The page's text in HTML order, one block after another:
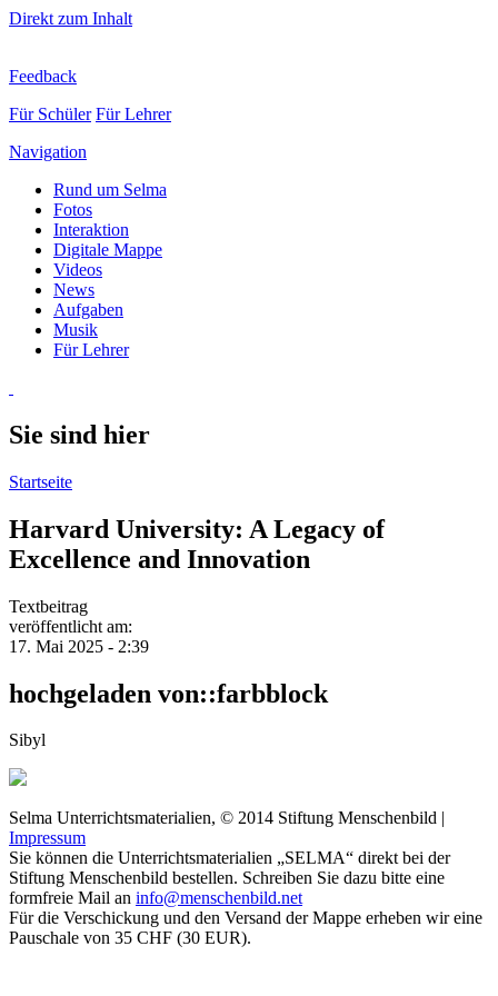
Direkt zum Inhalt
Feedback
Für Schüler Für Lehrer
Navigation
Rund um Selma
Fotos
Interaktion
Digitale Mappe
Videos
News
Aufgaben
Musik
Für Lehrer
Sie sind hier
Startseite
Harvard University: A Legacy of
Excellence and Innovation
Textbeitrag
veröffentlicht am:
17. Mai 2025 - 2:39
hochgeladen von::farbblock
Sibyl
Selma Unterrichtsmaterialien, © 2014 Stiftung Menschenbild |
Impressum
Sie können die Unterrichtsmaterialien „SELMA“ direkt bei der
Stiftung Menschenbild bestellen. Schreiben Sie dazu bitte eine
formfreie Mail an info@menschenbild.net
Für die Verschickung und den Versand der Mappe erheben wir eine
Pauschale von 35 CHF (30 EUR).